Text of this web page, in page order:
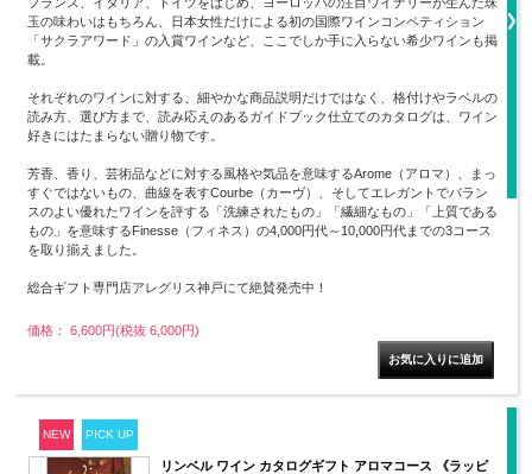
玉の味わいはもちろん、日本女性だけによる初の国際ワインコンペティション
「サクラアワード」の入賞ワインなど、ここでしか手に入らない希少ワインも掲
載。
それぞれのワインに対する、細やかな商品説明だけではなく、格付けやラベルの
読み方、選び方まで、読み応えのあるガイドブック仕立てのカタログは、ワイン
好きにはたまらない贈り物です。
芳香、香り、芸術品などに対する風格や気品を意味するArome（アロマ）、まっ
すぐではないもの、曲線を表すCourbe（カーヴ）、そしてエレガントでバラン
スのよい優れたワインを評する「洗練されたもの」「繊細なもの」「上質である
もの」を意味するFinesse（フィネス）の4,000円代～10,000円代までの3コース
を取り揃えました。
総合ギフト専門店アレグリス神戸にて絶賛発売中！
価格： 6,600円(税抜 6,000円)
NEW PICK UP
リンベル ワイン カタログギフト アロマコース 《ラッピ